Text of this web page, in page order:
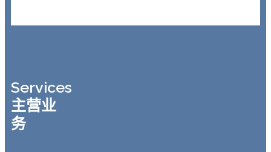
Services
主营业
务